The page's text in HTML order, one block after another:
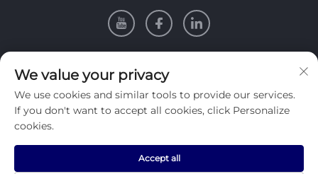
EOLAS
Cláraigh lenár nuachtlitir sheachtainiúil a fháil
We value your privacy
We use cookies and similar tools to provide our services.
If you don't want to accept all cookies, click Personalize
cookies.
Accept all